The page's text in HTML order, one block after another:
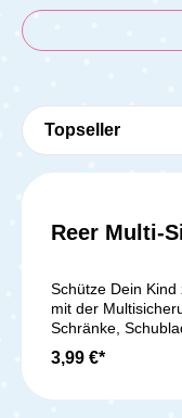
Reer Multi-
Schütze Dein
mit der
Schränke,
und Mikrowellen
Gegenstände wie
3,99 €*